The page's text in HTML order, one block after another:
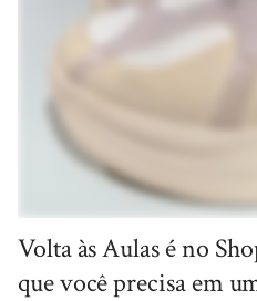
Volta às Aulas é no
que você precisa em